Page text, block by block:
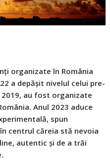
organizate în România
a depășit nivelul celui pre-
2019, au fost organizate
Anul 2023 aduce
spun
centrul căreia stă nevoia
autentic și de a trăi